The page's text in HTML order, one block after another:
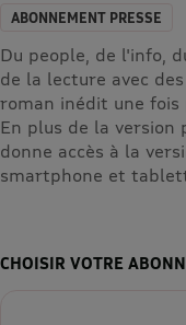
ABONNEMENT PRESSE
Du people, de l'info,
de la lecture avec
roman inédit une fois
En plus de la version
donne accès à la
smartphone et
CHOISIR VOTRE